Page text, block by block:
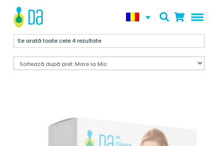
Se arată toate cele 4 rezultate